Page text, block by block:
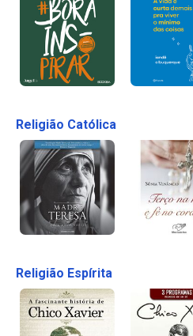
Religião Católica
Religião Espírita